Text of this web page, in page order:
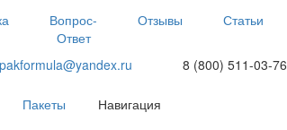
Вопрос-
Ответ
Отзывы Статьи
8 (800) 511-03-76
Пакеты
Навигация